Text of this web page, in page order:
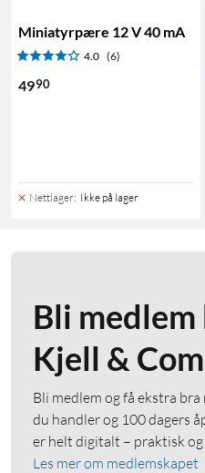
Miniatyrpære 12 V 40 mA
4.0 (6)
4990
Nettlager: Ikke på lager
Bli medlem
Kjell &
Bli medlem og få ekstra
du handler og 100 dagers
er helt digitalt – praktisk
Les mer om medlemskapet